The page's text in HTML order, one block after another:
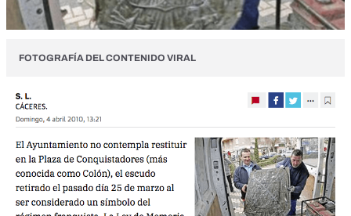
FOTOGRAFÍA DEL CONTENIDO VIRAL